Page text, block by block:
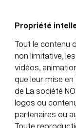
Propriété
Tout le contenu
non limitative,
vidéos,
que leur mise
de La société
logos ou
partenaires ou